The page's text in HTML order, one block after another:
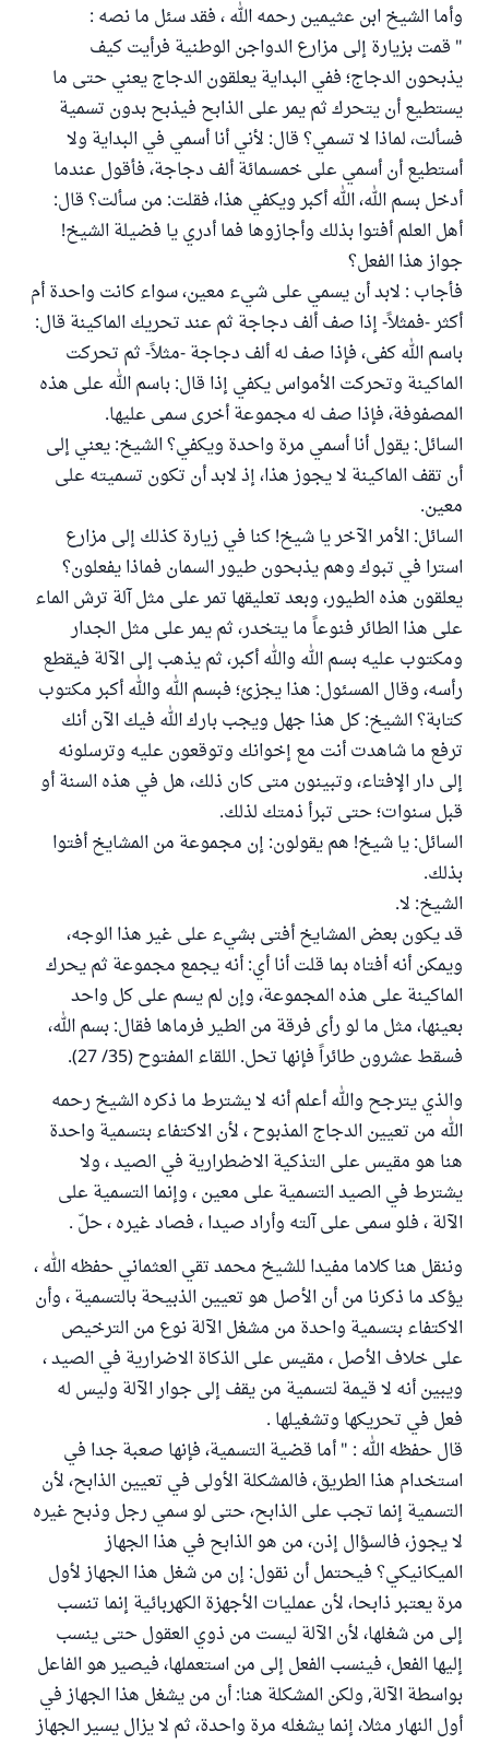
وأما الشيخ ابن عثيمين رحمه الله ، فقد سئل ما نصه :
" قمت بزيارة إلى مزارع الدواجن الوطنية فرأيت كيف
يذبحون الدجاج؛ ففي البداية يعلقون الدجاج يعني حتى ما
يستطيع أن يتحرك ثم يمر على الذابح فيذبح بدون تسمية
فسألت، لماذا لا تسمي؟ قال: لأني أنا أسمي في البداية ولا
أستطيع أن أسمي على خمسمائة ألف دجاجة، فأقول عندما
أدخل بسم الله، الله أكبر ويكفي هذا، فقلت: من سألت؟ قال:
أهل العلم أفتوا بذلك وأجازوها فما أدري يا فضيلة الشيخ!
جواز هذا الفعل؟
فأجاب : لابد أن يسمي على شيء معين، سواء كانت واحدة أم
أكثر -فمثلاً- إذا صف ألف دجاجة ثم عند تحريك الماكينة قال:
باسم الله كفى، فإذا صف له ألف دجاجة -مثلاً- ثم تحركت
الماكينة وتحركت الأمواس يكفي إذا قال: باسم الله على هذه
المصفوفة، فإذا صف له مجموعة أخرى سمى عليها.
السائل: يقول أنا أسمي مرة واحدة ويكفي؟ الشيخ: يعني إلى
أن تقف الماكينة لا يجوز هذا، إذ لابد أن تكون تسميته على
معين.
السائل: الأمر الآخر يا شيخ! كنا في زيارة كذلك إلى مزارع
استرا في تبوك وهم يذبحون طيور السمان فماذا يفعلون؟
يعلقون هذه الطيور، وبعد تعليقها تمر على مثل آلة ترش الماء
على هذا الطائر فنوعاً ما يتخدر، ثم يمر على مثل الجدار
ومكتوب عليه بسم الله والله أكبر، ثم يذهب إلى الآلة فيقطع
رأسه، وقال المسئول: هذا يجزئ؛ فبسم الله والله أكبر مكتوب
كتابة؟ الشيخ: كل هذا جهل ويجب بارك الله فيك الآن أنك
ترفع ما شاهدت أنت مع إخوانك وتوقعون عليه وترسلونه
إلى دار الإفتاء، وتبينون متى كان ذلك، هل في هذه السنة أو
قبل سنوات؛ حتى تبرأ ذمتك لذلك.
السائل: يا شيخ! هم يقولون: إن مجموعة من المشايخ أفتوا
بذلك.
الشيخ: لا.
قد يكون بعض المشايخ أفتى بشيء على غير هذا الوجه،
ويمكن أنه أفتاه بما قلت أنا أي: أنه يجمع مجموعة ثم يحرك
الماكينة على هذه المجموعة، وإن لم يسم على كل واحد
بعينها، مثل ما لو رأى فرقة من الطير فرماها فقال: بسم الله،
فسقط عشرون طائراً فإنها تحل. اللقاء المفتوح (35/ 27).
والذي يترجح والله أعلم أنه لا يشترط ما ذكره الشيخ رحمه
الله من تعيين الدجاج المذبوح ، لأن الاكتفاء بتسمية واحدة
هنا هو مقيس على التذكية الاضطرارية في الصيد ، ولا
يشترط في الصيد التسمية على معين ، وإنما التسمية على
الآلة ، فلو سمى على آلته وأراد صيدا ، فصاد غيره ، حلّ .
وننقل هنا كلاما مفيدا للشيخ محمد تقي العثماني حفظه الله ،
يؤكد ما ذكرنا من أن الأصل هو تعيين الذبيحة بالتسمية ، وأن
الاكتفاء بتسمية واحدة من مشغل الآلة نوع من الترخيص
على خلاف الأصل ، مقيس على الذكاة الاضرارية في الصيد ،
ويبين أنه لا قيمة لتسمية من يقف إلى جوار الآلة وليس له
فعل في تحريكها وتشغيلها .
قال حفظه الله : " أما قضية التسمية، فإنها صعبة جدا في
استخدام هذا الطريق، فالمشكلة الأولى في تعيين الذابح، لأن
التسمية إنما تجب على الذابح، حتى لو سمي رجل وذبح غيره
لا يجوز، فالسؤال إذن، من هو الذابح في هذا الجهاز
الميكانيكي؟ فيحتمل أن نقول: إن من شغل هذا الجهاز لأول
مرة يعتبر ذابحا، لأن عمليات الأجهزة الكهربائية إنما تنسب
إلى من شغلها، لأن الآلة ليست من ذوي العقول حتى ينسب
إليها الفعل، فينسب الفعل إلى من استعملها، فيصير هو الفاعل
بواسطة الآلة, ولكن المشكلة هنا: أن من يشغل هذا الجهاز في
أول النهار مثلا، إنما يشغله مرة واحدة، ثم لا يزال يسير الجهاز